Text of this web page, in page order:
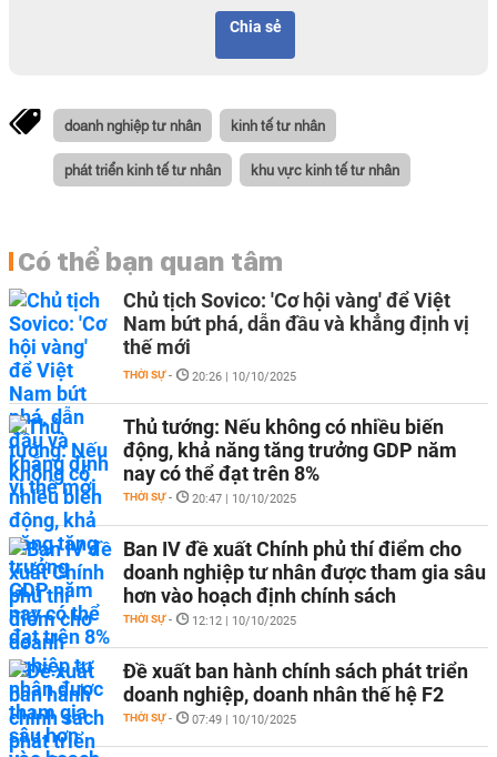
Chia sẻ
doanh nghiệp tư nhân kinh tế tư nhân
phát triển kinh tế tư nhân khu vực kinh tế tư nhân
Có thể bạn quan tâm
Chủ tịch Sovico: 'Cơ hội vàng' để Việt
Nam bứt phá, dẫn đầu và khẳng định vị
thế mới
THỜI SỰ - 20:26 | 10/10/2025
Thủ tướng: Nếu không có nhiều biến
động, khả năng tăng trưởng GDP năm
nay có thể đạt trên 8%
THỜI SỰ - 20:47 | 10/10/2025
Ban IV đề xuất Chính phủ thí điểm cho
doanh nghiệp tư nhân được tham gia sâu
hơn vào hoạch định chính sách
THỜI SỰ - 12:12 | 10/10/2025
Đề xuất ban hành chính sách phát triển
doanh nghiệp, doanh nhân thế hệ F2
THỜI SỰ - 07:49 | 10/10/2025